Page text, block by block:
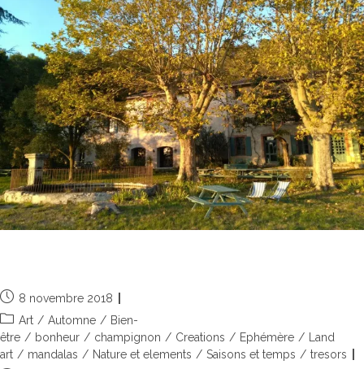
8 novembre 2018
Art / Automne / Bien-
être / bonheur / champignon / Creations / Ephémère /
Land
art / mandalas / Nature et elements / Saisons et temps / tresors